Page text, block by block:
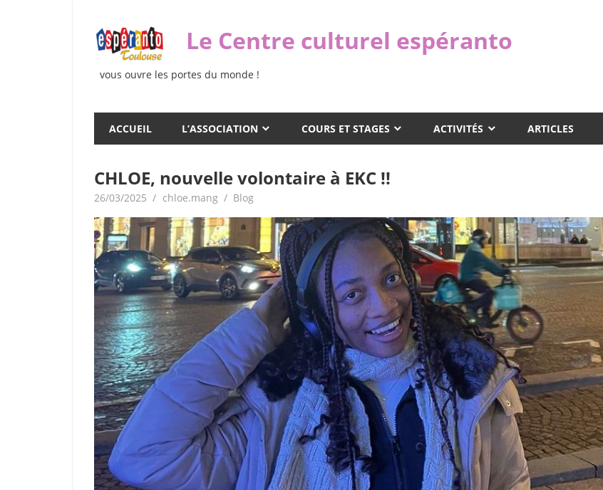
content
Le Centre culturel espéranto
vous ouvre les portes du monde !
ACCUEIL L’ASSOCIATION COURS ET STAGES ACTIVITÉS ARTICLES
CHLOE, nouvelle volontaire à EKC !!
26/03/2025 chloe.mang Blog